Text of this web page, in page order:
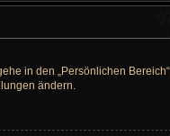
in den „Persönlichen
ändern.